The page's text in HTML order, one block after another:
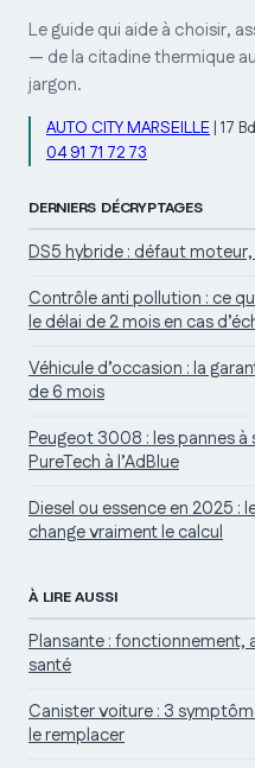
Le guide qui aide à choisir,
— de la citadine thermique
jargon.
AUTO CITY MARSEILLE | 17
04 91 71 72 73
DERNIERS DÉCRYPTAGES
DS5 hybride : défaut
Contrôle anti pollution : ce
le délai de 2 mois en cas
Véhicule d’occasion : la
de 6 mois
Peugeot 3008 : les pannes
PureTech à l’AdBlue
Diesel ou essence en 2025 :
change vraiment le calcul
À LIRE AUSSI
Plansante : fonctionnement,
santé
Canister voiture : 3
le remplacer